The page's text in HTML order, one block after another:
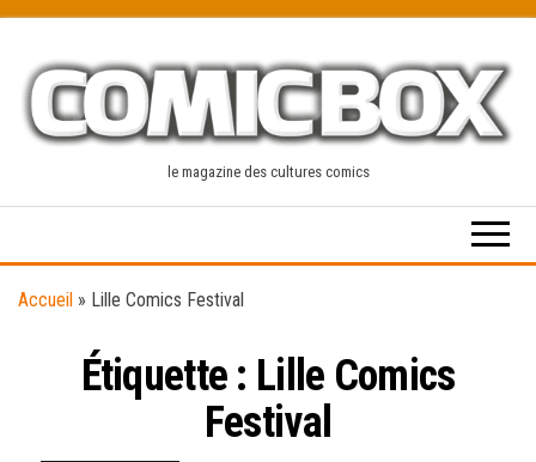
content
le magazine des cultures comics
Accueil » Lille Comics Festival
Étiquette : Lille Comics
Festival